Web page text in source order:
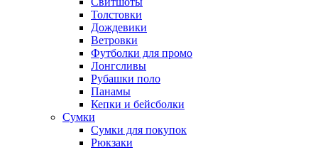
Толстовки
Дождевики
Ветровки
Футболки для промо
Лонгсливы
Рубашки поло
Панамы
Кепки и бейсболки
Сумки
Сумки для покупок
Рюкзаки